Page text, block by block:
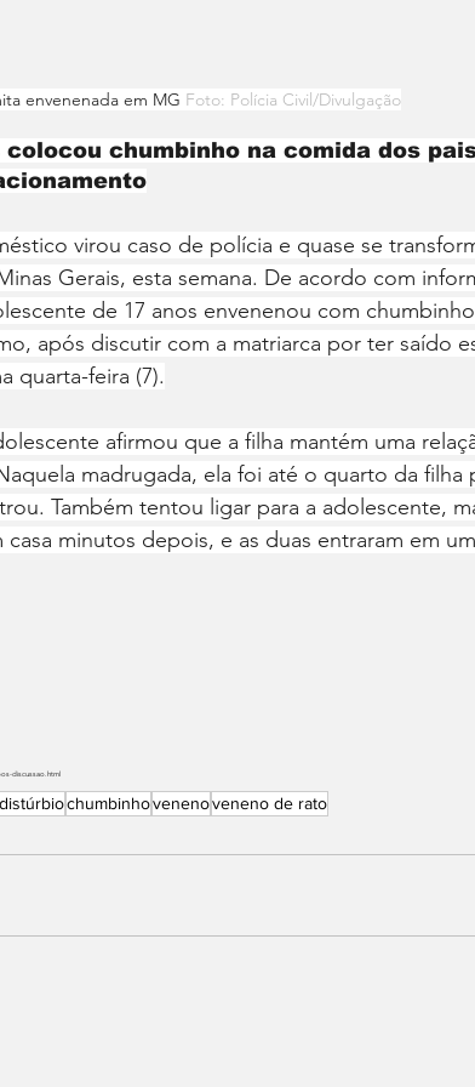
envenenada em MG Foto: Polícia Civil/Divulgação
colocou chumbinho na comida dos
virou caso de polícia e quase se
Gerais, esta semana. De acordo com
de 17 anos envenenou com
após discutir com a matriarca por ter saído
quarta-feira (7).
afirmou que a filha mantém uma
madrugada, ela foi até o quarto da filha
Também tentou ligar para a adolescente,
minutos depois, e as duas entraram em
discussao.html
distúrbiochumbinhovenenoveneno de rato